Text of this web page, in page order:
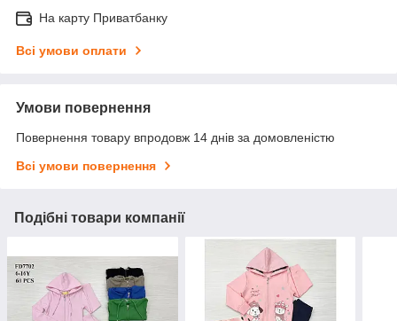
На карту Приватбанку
Всі умови оплати
Умови повернення
Повернення товару впродовж 14 днів за домовленістю
Всі умови повернення
Подібні товари компанії